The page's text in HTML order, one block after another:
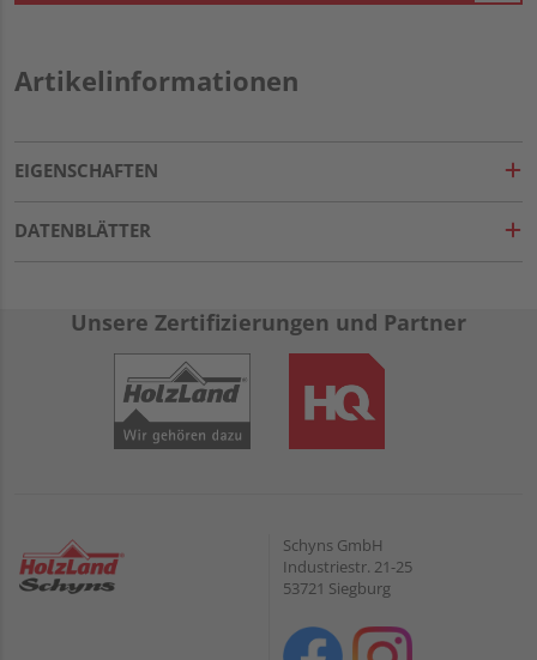
Artikelinformationen
EIGENSCHAFTEN
DATENBLÄTTER
Unsere Zertifizierungen und Partner
Schyns GmbH
Industriestr. 21-25
53721 Siegburg